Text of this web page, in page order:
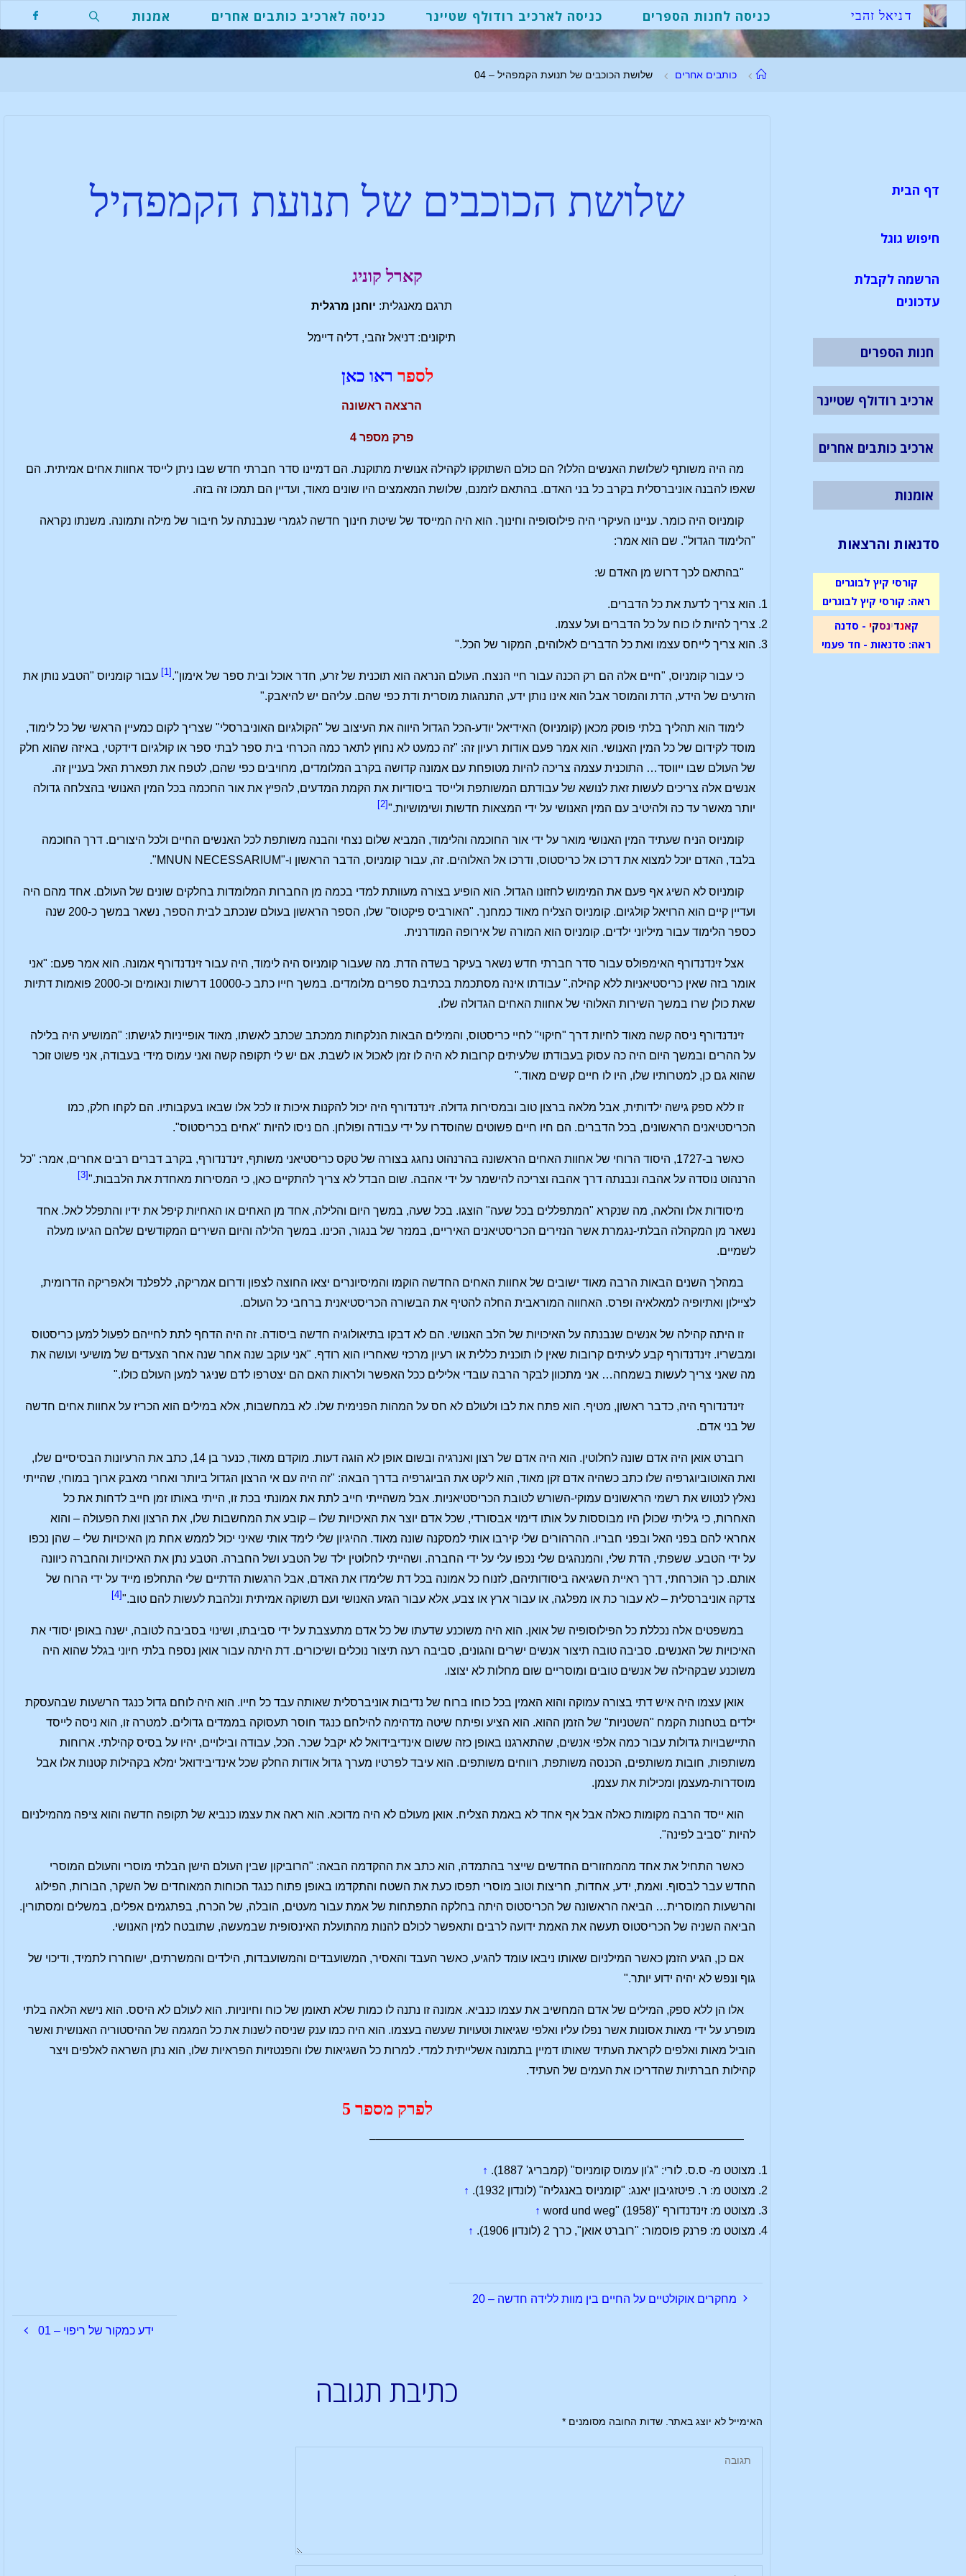
דניאל זהבי כניסה לחנות הספרים כניסה לארכיב רודולף שטיינר כניסה לארכיב כותבים אחרים אמנות
כותבים אחרים שלושת הכוכבים של תנועת הקמפהיל – 04
שלושת הכוכבים של תנועת הקמפהיל
קארל קוניג
תרגם מאנגלית: יוחנן מרגלית
תיקונים: דניאל זהבי, דליה דיימל
לספר ראו כאן
הרצאה ראשונה
פרק מספר 4
מה היה משותף לשלושת האנשים הללו? הם כולם השתוקקו לקהילה אנושית מתוקנת. הם דמיינו סדר חברתי חדש שבו ניתן לייסד אחוות אחים אמיתית. הם
שאפו להבנה אוניברסלית בקרב כל בני האדם. בהתאם לזמנם, שלושת המאמצים היו שונים מאוד, ועדיין הם תמכו זה בזה.
קומניוס היה כומר. עניינו העיקרי היה פילוסופיה וחינוך. הוא היה המייסד של שיטת חינוך חדשה לגמרי שנבנתה על חיבור של מילה ותמונה. משנתו נקראה
"הלימוד הגדול". שם הוא אמר:
"בהתאם לכך דרוש מן האדם ש:
הוא צריך לדעת את כל הדברים.
צריך להיות לו כוח על כל הדברים ועל עצמו.
הוא צריך לייחס עצמו ואת כל הדברים לאלוהים, המקור של הכל."
כי עבור קומניוס, "חיים אלה הם רק הכנה עבור חיי הנצח. העולם הנראה הוא תוכנית של זרע, חדר אוכל ובית ספר של אימון". [1]
עבור קומניוס "הטבע נותן את
הזרעים של הידע, הדת והמוסר אבל הוא אינו נותן ידע, התנהגות מוסרית ודת כפי שהם. עליהם יש להיאבק."
לימוד הוא תהליך בלתי פוסק מכאן (קומניוס) האידיאל יודע-הכל הגדול היווה את העיצוב של "הקולגיום האוניברסלי" שצריך לקום כמעיין הראשי של כל לימוד,
מוסד לקידום של כל המין האנושי. הוא אמר פעם אודות רעיון זה: "זה כמעט לא נחוץ לתאר כמה הכרחי בית ספר לבתי ספר או קולגיום דידקטי, באיזה שהוא חלק
של העולם שבו ייווסד… התוכנית עצמה צריכה להיות מטופחת עם אמונה קדושה בקרב המלומדים, מחויבים כפי שהם, לטפח את תפארת האל בעניין זה.
אנשים אלה צריכים לעשות זאת לנושא של עבודתם המשותפת ולייסד ביסודיות את הקמת המדעים, להפיץ את אור החכמה בכל המין האנושי בהצלחה גדולה
יותר מאשר עד כה ולהיטיב עם המין האנושי על ידי המצאות חדשות ושימושיות."[2]
קומניוס הניח שעתיד המין האנושי מואר על ידי אור החוכמה והלימוד, המביא שלום נצחי והבנה משותפת לכל האנשים החיים ולכל היצורים. דרך החוכמה
בלבד, האדם יוכל למצוא את דרכו אל כריסטוס, ודרכו אל האלוהים. זה, עבור קומניוס, הדבר הראשון ו-"MNUN NECESSARIUM".
קומניוס לא השיג אף פעם את המימוש לחזונו הגדול. הוא הופיע בצורה מעוותת למדי בכמה מן החברות המלומדות בחלקים שונים של העולם. אחד מהם היה
ועדיין קיים הוא הרויאל קולגיום. קומניוס הצליח מאוד כמחנך. "האורביס פיקטוס" שלו, הספר הראשון בעולם שנכתב לבית הספר, נשאר במשך כ-200 שנה
כספר הלימוד עבור מיליוני ילדים. קומניוס הוא המורה של אירופה המודרנית.
אצל זינדנדורף האימפולס עבור סדר חברתי חדש נשאר בעיקר בשדה הדת. מה שעבור קומניוס היה לימוד, היה עבור זינדנדורף אמונה. הוא אמר פעם: "אני
אומר בזה שאין כריסטיאניות ללא קהילה." עבודתו אינה מסתכמת בכתיבת ספרים מלומדים. במשך חייו כתב כ-10000 דרשות ונאומים וכ-2000 פואמות דתיות
שאת כולן שרו במשך השירות האלוהי של אחוות האחים הגדולה שלו.
זינדנדורף ניסה קשה מאוד לחיות דרך "חיקוי" לחיי כריסטוס, והמילים הבאות הנלקחות ממכתב שכתב לאשתו, מאוד אופייניות לגישתו: "המושיע היה בלילה
על ההרים ובמשך היום היה כה עסוק בעבודתו שלעיתים קרובות לא היה לו זמן לאכול או לשבת. אם יש לי תקופה קשה ואני עמוס מידי בעבודה, אני פשוט זוכר
שהוא גם כן, למטרותיו שלו, היו לו חיים קשים מאוד."
זו ללא ספק גישה ילדותית, אבל מלאה ברצון טוב ובמסירות גדולה. זינדנדורף היה יכול להקנות איכות זו לכל אלו שבאו בעקבותיו. הם לקחו חלק, כמו
הכריסטיאנים הראשונים, בכל הדברים. הם חיו חיים פשוטים שהוסדרו על ידי עבודה ופולחן. הם ניסו להיות "אחים בכריסטוס".
כאשר ב-1727, היסוד הרוחי של אחוות האחים הראשונה בהרנהוט נחגג בצורה של טקס כריסטיאני משותף, זינדנדורף, בקרב דברים רבים אחרים, אמר: "כל
הרנהוט נוסדה על אהבה ונבנתה דרך אהבה וצריכה להישמר על ידי אהבה. שום הבדל לא צריך להתקיים כאן, כי המסירות מאחדת את הלבבות."[3]
מיסודות אלו והלאה, מה שנקרא "המתפללים בכל שעה" הוצגו. בכל שעה, במשך היום והלילה, אחד מן האחים או האחיות קיפל את ידיו והתפלל לאל. אחד
נשאר מן המקהלה הבלתי-נגמרת אשר הנזירים הכריסטיאנים האיריים, במנזר של בנגור, הכינו. במשך הלילה והיום השירים המקודשים שלהם הגיעו מעלה
לשמיים.
במהלך השנים הבאות הרבה מאוד ישובים של אחוות האחים החדשה הוקמו והמיסיונרים יצאו החוצה לצפון ודרום אמריקה, ללפלנד ולאפריקה הדרומית,
לציילון ואתיופיה למאלאיה ופרס. האחווה המוראבית החלה להטיף את הבשורה הכריסטיאנית ברחבי כל העולם.
זו היתה קהילה של אנשים שנבנתה על האיכויות של הלב האנושי. הם לא דבקו בתיאולוגיה חדשה ביסודה. זה היה הדחף לתת לחייהם לפעול למען כריסטוס
ומבשריו. זינדנדורף קבע לעיתים קרובות שאין לו תוכנית כללית או רעיון מרכזי שאחריו הוא רודף. "אני עוקב שנה אחר שנה אחר הצעדים של מושיעי ועושה את
מה שאני צריך לעשות בשמחה… אני מתכוון לבקר הרבה עובדי אלילים ככל האפשר ולראות האם הם יצטרפו לדם שניגר למען העולם כולו."
זינדנדורף היה, כדבר ראשון, מטיף. הוא פתח את לבו ולעולם לא חס על המהות הפנימית שלו. לא במחשבות, אלא במילים הוא הכריז על אחוות אחים חדשה
של בני אדם.
רוברט אואן היה אדם שונה לחלוטין. הוא היה אדם של רצון ואנרגיה ובשום אופן לא הוגה דעות. מוקדם מאוד, כנער בן 14, כתב את הרעיונות הבסיסיים שלו,
ואת האוטוביוגרפיה שלו כתב כשהיה אדם זקן מאוד, הוא ליקט את הביוגרפיה בדרך הבאה: "זה היה עם אי הרצון הגדול ביותר ואחרי מאבק ארוך במוחי, שהייתי
נאלץ לנטוש את רשמי הראשונים עמוקי-השורש לטובת הכריסטיאניות. אבל משהייתי חייב לתת את אמונתי בכת זו, הייתי באותו זמן חייב לדחות את כל
האחרות, כי גיליתי שכולן היו מבוססות על אותו דימוי אבסורדי, שכל אדם יוצר את האיכויות שלו – קובע את המחשבות שלו, את הרצון ואת הפעולה – והוא
אחראי להם בפני האל ובפני חבריו. ההרהורים שלי קירבו אותי למסקנה שונה מאוד. ההיגיון שלי לימד אותי שאיני יכול לממש אחת מן האיכויות שלי – שהן נכפו
על ידי הטבע. ששפתי, הדת שלי, והמנהגים שלי נכפו עלי על ידי החברה. ושהייתי לחלוטין ילד של הטבע ושל החברה. הטבע נתן את האיכויות והחברה כיוונה
אותם. כך הוכרחתי, דרך ראיית השגיאה ביסודותיהם, לזנוח כל אמונה בכל דת שלימדו את האדם, אבל הרגשות הדתיים שלי התחלפו מייד על ידי הרוח של
צדקה אוניברסלית – לא עבור כת או מפלגה, או עבור ארץ או צבע, אלא עבור הגזע האנושי ועם תשוקה אמיתית ונלהבת לעשות להם טוב."[4]
במשפטים אלה נכללת כל הפילוסופיה של אואן. הוא היה משוכנע שדעתו של כל אדם מתעצבת על ידי סביבתו, ושינוי בסביבה לטובה, ישנה באופן יסודי את
האיכויות של האנשים. סביבה טובה תיצור אנשים ישרים והגונים, סביבה רעה תיצור נוכלים ושיכורים. דת היתה עבור אואן נספח בלתי חיוני בגלל שהוא היה
משוכנע שבקהילה של אנשים טובים ומוסריים שום מחלות לא יצוצו.
אואן עצמו היה איש דתי בצורה עמוקה והוא האמין בכל כוחו ברוח של נדיבות אוניברסלית שאותה עבד כל חייו. הוא היה לוחם גדול כנגד הרשעות שבהעסקת
ילדים בטחנות הקמח "השטניות" של הזמן ההוא. הוא הציע ופיתח שיטה מדהימה להילחם כנגד חוסר תעסוקה בממדים גדולים. למטרה זו, הוא ניסה לייסד
התיישבויות גדולות עבור כמה אלפי אנשים, שהתארגנו באופן כזה ששום אינדיבידואל לא יקבל שכר. הכל, עבודה ובילויים, יהיו על בסיס קהילתי. ארוחות
משותפות, חובות משותפים, הכנסה משותפת, רווחים משותפים. הוא עיבד לפרטיו מערך גדול אודות החלק שכל אינדיבידואל ימלא בקהילות קטנות אלו אבל
מוסדרות-מעצמן ומכילות את עצמן.
הוא ייסד הרבה מקומות כאלה אבל אף אחד לא באמת הצליח. אואן מעולם לא היה מדוכא. הוא ראה את עצמו כנביא של תקופה חדשה והוא ציפה מהמילניום
להיות "סביב לפינה".
כאשר התחיל את אחד מהמחזורים החדשים שייצר בהתמדה, הוא כתב את ההקדמה הבאה: "הרוביקון שבין העולם הישן הבלתי מוסרי והעולם המוסרי
החדש עבר לבסוף. ואמת, ידע, אחדות, חריצות וטוב מוסרי תפסו כעת את השטח והתקדמו באופן פתוח כנגד הכוחות המאוחדים של השקר, הבורות, הפילוג
והרשעות המוסרית… הביאה הראשונה של הכריסטוס היתה בחלקה התפתחות של אמת עבור מעטים, הובלה, של הכרח, בפתגמים אפלים, במשלים ומסתורין.
הביאה השניה של הכריסטוס תעשה את האמת ידועה לרבים ותאפשר לכולם להנות מהתועלת האינסופית שבמעשה, שתובטח למין האנושי.
אם כן, הגיע הזמן כאשר המילניום שאותו ניבאו עומד להגיע, כאשר העבד והאסיר, המשועבדים והמשועבדות, הילדים והמשרתים, ישוחררו לתמיד, ודיכוי של
גוף ונפש לא יהיה ידוע יותר."
אלו הן ללא ספק, המילים של אדם המחשיב את עצמו כנביא. אמונה זו נתנה לו כמות שלא תאומן של כוח וחיוניות. הוא לעולם לא היסס. הוא נישא הלאה בלתי
מופרע על ידי מאות אסונות אשר נפלו עליו ואלפי שגיאות וטעויות שעשה בעצמו. הוא היה כמו ענק שניסה לשנות את כל המגמה של ההיסטוריה האנושית ואשר
הוביל מאות ואלפים לקראת העתיד שאותו דמיין בתמונה אשלייתית למדי. למרות כל השגיאות שלו והפנטזיות הפראיות שלו, הוא נתן השראה לאלפים ויצר
קהילות חברתיות שהדריכו את העמים של העתיד.
לפרק מספר 5
————————————————————————————————–
מצוטט מ- ס.ס. לורי: "ג'ון עמוס קומניוס" (קמבריג' 1887).
↑
מצוטט מ: ר. פיטזגיבון יאנג: "קומניוס באנגליה" (לונדון 1932).
↑
מצוטט מ: זינדנדורף "word und weg" (1958)
↑
מצוטט מ: פרנק פוסמור: "רוברט אואן", כרך 2 (לונדון 1906).
↑
מחקרים אוקולטיים על החיים בין מוות ללידה חדשה – 20
ידע כמקור של ריפוי – 01
כתיבת תגובה
האימייל לא יוצג באתר. שדות החובה מסומנים*
דף הבית
חיפוש גוגל
הרשמה לקבלת
עדכונים
חנות הספרים
ארכיב רודולף שטיינר
ארכיב כותבים אחרים
אומנות
סדנאות והרצאות
קורסי קיץ לבוגרים
ראה: קורסי קיץ לבוגרים
קאנדינסקי - סדנה
ראה: סדנאות - חד פעמי